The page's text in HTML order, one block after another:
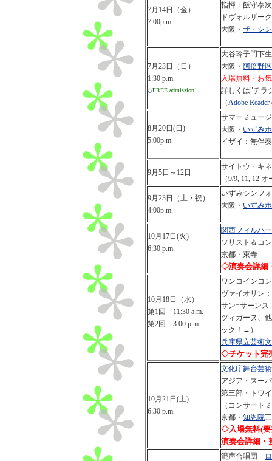
7月14日（金）
7:00p.m.
指揮：飯守泰
ドヴォルザー
大阪・ ザ・シ
7月23日（日）
1:30 p.m.
◇FREE admission!
大谷玲子門下
大阪・ 阿倍野
入場無料・お
詳しくは"チラ
（Adobe
8月20日(日)
5:00p.m.
サマーミュー
大阪・ いずみ
イザイ：無伴
9月5日～12日
サイトウ・キ
（9/9, 11, 12
9月23日（土・祝）
4:00p.m.
いずみシンフ
大阪・ いずみ
10月17日(火)
6:30 p.m.
関西フィルハ
ソリスト＆コ
京都・東寺
◇演奏会詳細
10月18日（水）
第1回 11:30 a.m.
第2回 3:00 p.m.
ワンコインコ
ヴァイオリン
サン=サーンス
ツィガーヌ、
ック！→）
兵庫県立芸術
◇チケット完
10月21日(土)
6:30 p.m.
文化庁舞台芸
アジア・スー
第三部・トワ
（コンサート
京都・ 知恩院
◇入場無料(要
演奏会詳細
混声合唱団